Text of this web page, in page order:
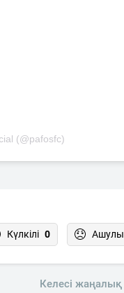
(@pafosfc)
Күлкілі 0 Ашулы
Келесі жаңалық